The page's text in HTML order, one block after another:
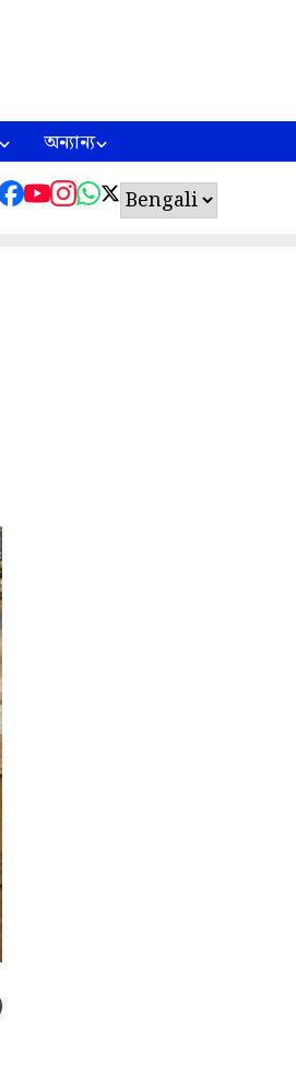
অন্যান্য